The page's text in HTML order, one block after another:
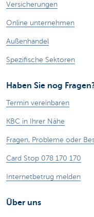
Versicherungen
Online unternehmen
Außenhandel
Spezifische Sektoren
Haben Sie nog
Termin vereinbaren
KBC in Ihrer Nähe
Fragen, Probleme oder
Card Stop 078 170 170
Internetbetrug melden
Über uns